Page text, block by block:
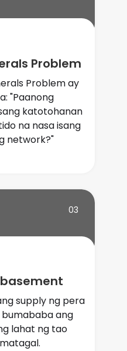
Problem
Problem ay
"Paanong
katotohanan
na nasa isang
network?"
03
supply ng pera
ang
lahat ng tao